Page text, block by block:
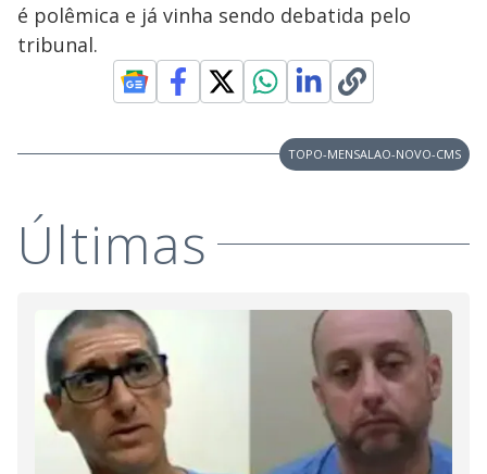
é polêmica e já vinha sendo debatida pelo
tribunal.
TOPO-MENSALAO-NOVO-CMS
Últimas